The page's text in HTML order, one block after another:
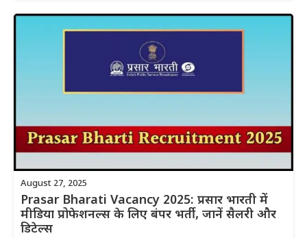
August 27, 2025
Prasar Bharati Vacancy 2025: प्रसार भारती में
मीडिया प्रोफेशनल्स के लिए बंपर भर्ती, जानें सैलरी और
डिटेल्स